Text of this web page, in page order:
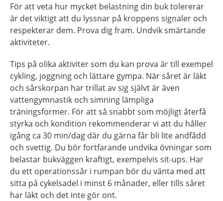
För att veta hur mycket belastning din buk tolererar
är det viktigt att du lyssnar på kroppens signaler och
respekterar dem. Prova dig fram. Undvik smärtande
aktiviteter.
Tips på olika aktiviter som du kan prova är till exempel
cykling, joggning och lättare gympa. När såret är läkt
och sårskorpan har trillat av sig självt är även
vattengymnastik och simning lämpliga
träningsformer. För att så snabbt som möjligt återfå
styrka och kondition rekommenderar vi att du håller
igång ca 30 min/dag där du gärna får bli lite andfådd
och svettig. Du bör fortfarande undvika övningar som
belastar bukväggen kraftigt, exempelvis sit-ups. Har
du ett operationssår i rumpan bör du vänta med att
sitta på cykelsadel i minst 6 månader, eller tills såret
har läkt och det inte gör ont.